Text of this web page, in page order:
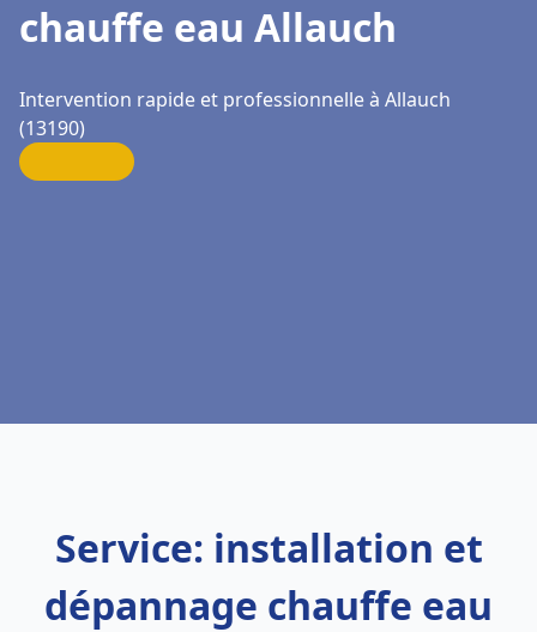
chauffe eau Allauch
Intervention rapide et professionnelle à Allauch
(13190)
Service: installation et
dépannage chauffe eau